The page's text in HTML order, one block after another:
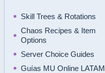
Skill Trees & Rotations
Chaos Recipes & Item
Options
Server Choice Guides
Guías MU Online LATAM